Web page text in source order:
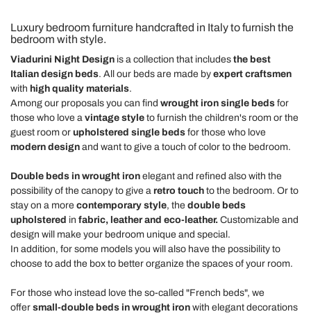
Luxury bedroom furniture handcrafted in Italy to furnish the
bedroom with style.
Viadurini Night Design is a collection that includes the best
Italian design beds. All our beds are made by expert craftsmen
with high quality materials.
Among our proposals you can find wrought iron single beds for
those who love a vintage style to furnish the children's room or the
guest room or upholstered single beds for those who love
modern design and want to give a touch of color to the bedroom.
Double beds in wrought iron elegant and refined also with the
possibility of the canopy to give a retro touch to the bedroom. Or to
stay on a more contemporary style, the double beds
upholstered in fabric, leather and eco-leather. Customizable and
design will make your bedroom unique and special.
In addition, for some models you will also have the possibility to
choose to add the box to better organize the spaces of your room.
For those who instead love the so-called "French beds", we
offer small-double beds in wrought iron with elegant decorations